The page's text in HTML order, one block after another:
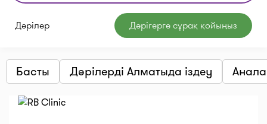
Дәрілер Дәрігерге сұрақ қойыңыз
Басты Дәрілерді Алматыда іздеу